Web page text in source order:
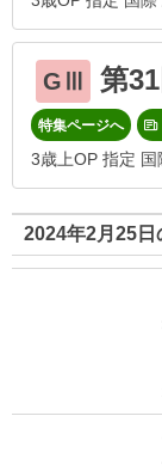
GⅢ 第
特集ページへ
3歳上OP 指定
2024年2月25日